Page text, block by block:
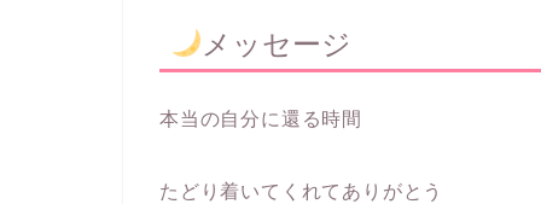
メッセージ
本当の自分に還る時間
たどり着いてくれてありがとう